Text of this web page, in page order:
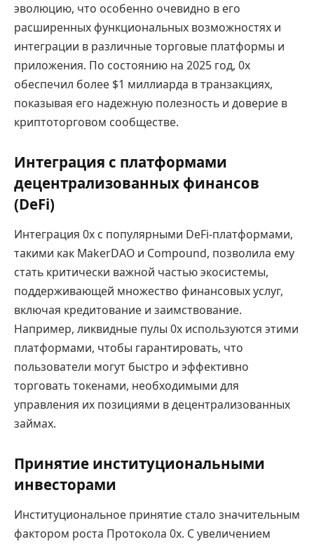
эволюцию, что особенно очевидно в его
расширенных функциональных возможностях и
интеграции в различные торговые платформы и
приложения. По состоянию на 2025 год, 0x
обеспечил более $1 миллиарда в транзакциях,
показывая его надежную полезность и доверие в
криптоторговом сообществе.
Интеграция с платформами
децентрализованных финансов
(DeFi)
Интеграция 0x с популярными DeFi-платформами,
такими как MakerDAO и Compound, позволила ему
стать критически важной частью экосистемы,
поддерживающей множество финансовых услуг,
включая кредитование и заимствование.
Например, ликвидные пулы 0x используются этими
платформами, чтобы гарантировать, что
пользователи могут быстро и эффективно
торговать токенами, необходимыми для
управления их позициями в децентрализованных
займах.
Принятие институциональными
инвесторами
Институциональное принятие стало значительным
фактором роста Протокола 0x. С увеличением